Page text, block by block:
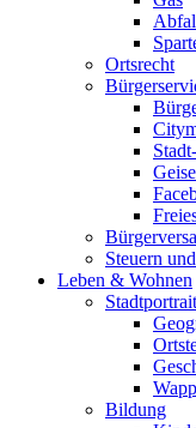
Ortsrecht
Steuern
Leben & Wohnen
Stadtportrait
Bildung